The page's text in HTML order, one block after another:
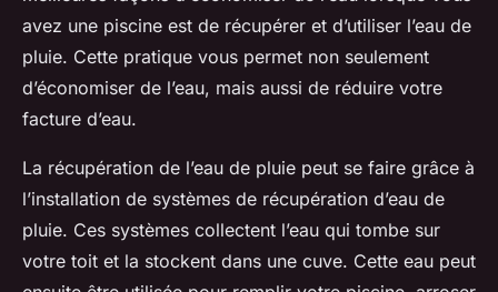
avez une piscine est de récupérer et d’utiliser l’eau de
pluie. Cette pratique vous permet non seulement
d’économiser de l’eau, mais aussi de réduire votre
facture d’eau.
La récupération de l’eau de pluie peut se faire grâce à
l’installation de systèmes de récupération d’eau de
pluie. Ces systèmes collectent l’eau qui tombe sur
votre toit et la stockent dans une cuve. Cette eau peut